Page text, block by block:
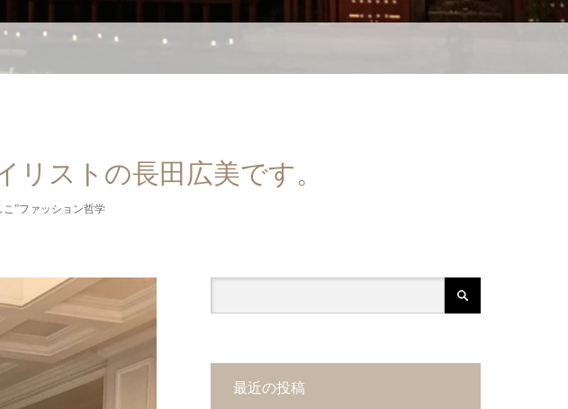
ストの長田広美です。
”ファッション哲学
最近の投稿